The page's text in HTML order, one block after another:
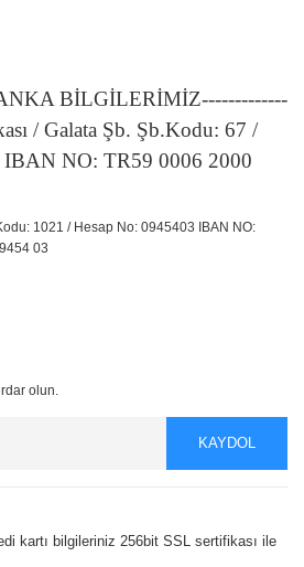
BİLGİLERİMİZ-------------
/ Galata Şb. Şb.Kodu: 67 /
IBAN NO: TR59 0006 2000
1021 / Hesap No: 0945403 IBAN NO:
03
olun.
KAYDOL
kartı bilgileriniz 256bit SSL sertifikası ile